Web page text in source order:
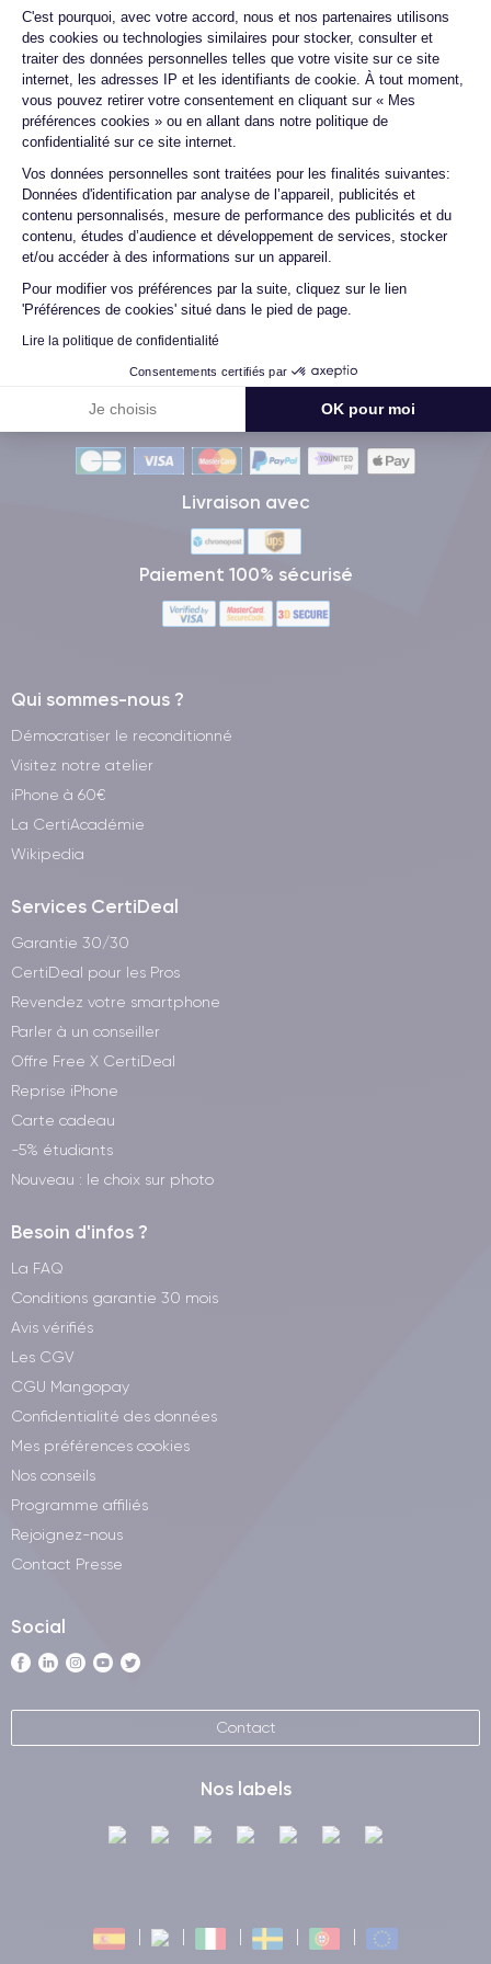
Plateforme de Gestion du
C'est pourquoi, avec votre accord, nous et nos partenaires utilisons
des cookies ou technologies similaires pour stocker, consulter et
traiter des données personnelles telles que votre visite sur ce site
internet, les adresses IP et les identifiants de cookie. À tout moment,
vous pouvez retirer votre consentement en cliquant sur « Mes
préférences cookies » ou en allant dans notre politique de
confidentialité sur ce site internet.
Vos données personnelles sont traitées pour les finalités suivantes:
Données d'identification par analyse de l’appareil, publicités et
contenu personnalisés, mesure de performance des publicités et du
contenu, études d’audience et développement de services, stocker
et/ou accéder à des informations sur un appareil.
Pour modifier vos préférences par la suite, cliquez sur le lien
'Préférences de cookies' situé dans le pied de page.
Lire la politique de confidentialité
Consentements certifiés par
Je choisis OK pour moi
Axeptio consent
changée ...
Marc B.
09/07/26
Très bien, service impeccable, satisfait de mon achat. Je
recommande !
Voir tous les avis
Méthodes de Paiement
Livraison avec
Paiement 100% sécurisé
Qui sommes-nous ?
Démocratiser le reconditionné
Visitez notre atelier
iPhone à 60€
La CertiAcadémie
Wikipedia
Services CertiDeal
Garantie 30/30
CertiDeal pour les Pros
Revendez votre smartphone
Parler à un conseiller
Offre Free X CertiDeal
Reprise iPhone
Carte cadeau
-5% étudiants
Nouveau : le choix sur photo
Besoin d'infos ?
La FAQ
Conditions garantie 30 mois
Avis vérifiés
Les CGV
CGU Mangopay
Confidentialité des données
Mes préférences cookies
Nos conseils
Programme affiliés
Rejoignez-nous
Contact Presse
Social
Contact
Nos labels